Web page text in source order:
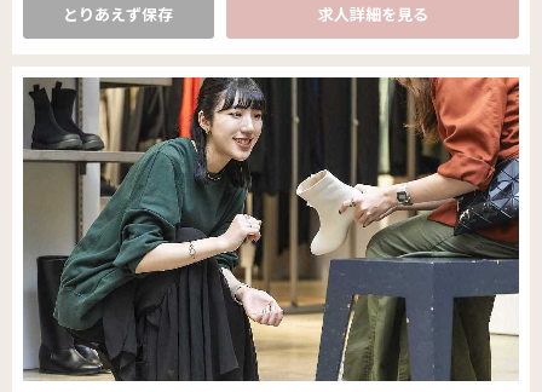
とりあえず保存 求人詳細を見る